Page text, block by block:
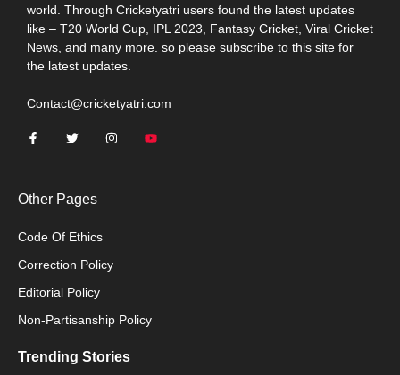
world. Through Cricketyatri users found the latest updates
like – T20 World Cup, IPL 2023, Fantasy Cricket, Viral Cricket
News, and many more. so please subscribe to this site for
the latest updates.
Contact@cricketyatri.com
Other Pages
Code Of Ethics
Correction Policy
Editorial Policy
Non-Partisanship Policy
Trending Stories